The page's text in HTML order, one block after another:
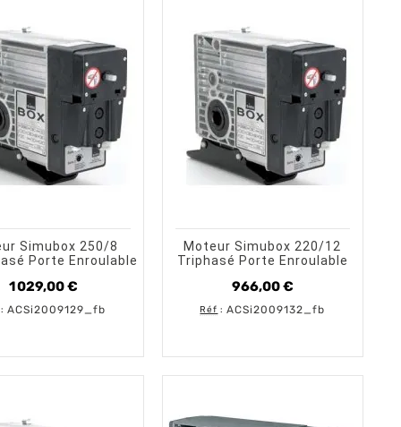
Simubox 250/8
Porte Enroulable
1 029,00 €
Prix
: ACSi2009129_fb
Moteur Simubox 220/12
Triphasé Porte Enroulable
966,00 €
Prix
Réf : ACSi2009132_fb